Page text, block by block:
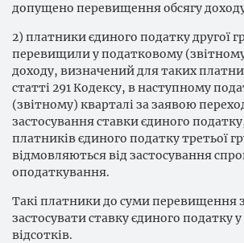
допущено перевищення обсягу
2) платники єдиного податку другої
перевищили у податковому
доходу, визначений для таких
статті 291 Кодексу, в наступному
(звітному) кварталі за заявою
застосування ставки єдиного
платників єдиного податку третьої
відмовляються від застосування
оподаткування.
Такі платники до суми перевищення
застосувати ставку єдиного податку у
відсотків.